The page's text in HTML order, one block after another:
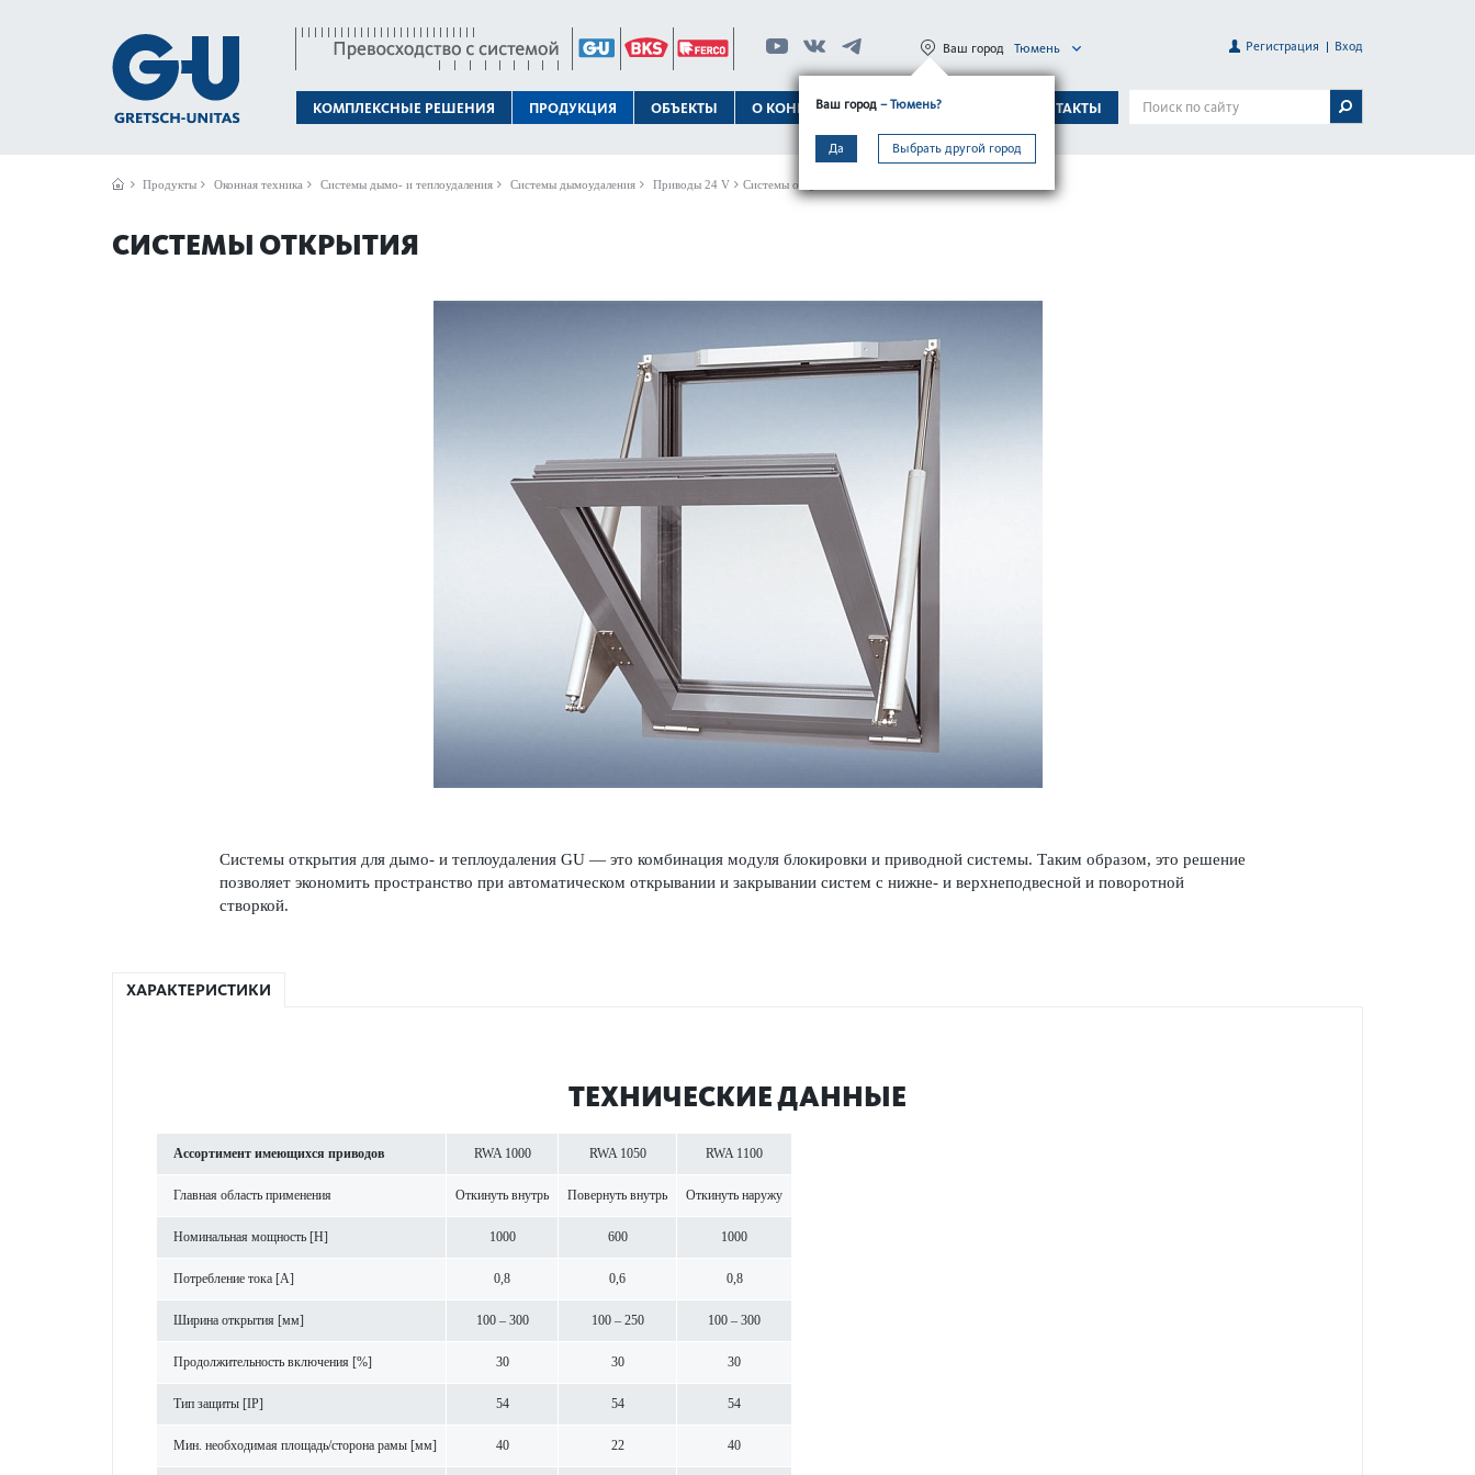
КОМПЛЕКСНЫЕ РЕШЕНИЯ ПРОДУКЦИЯ ОБЪЕКТЫ О КОНЦЕРНЕ ТЕХПОДДЕРЖКА КОНТАКТЫ
Ваш город – Тюмень?
Да Выбрать другой город
Ваш город Тюмень Регистрация Вход
Продукты Оконная техника Системы дымо- и теплоудаления Системы дымоудаления Приводы 24 V Системы открытия
СИСТЕМЫ ОТКРЫТИЯ
Сис­темы открытия для дымо- и теплоуда­л­ения GU — это комб­инация модуля блокировки и при­в­одной сис­темы. Таким образом, это решение
позв­оляет экономить прос­транство при автом­ат­ическом открывании и закрывании систем с нижне- и верхнепо­д­в­есной и пово­р­отной
створкой.
ХАРАКТЕРИСТИКИ
ТЕХНИЧЕСКИЕ ДАННЫЕ
Ассортимент имеющихся при­в­одов RWA 1000 RWA 1050 RWA 1100
Главная область применения Откинуть внутрь Пове­рнуть внутрь Откинуть наружу
Номинальная мощность [Н] 1000 600 1000
Потреб­л­ение тока [A] 0,8 0,6 0,8
Ширина открытия [мм] 100 – 300 100 – 250 100 – 300
Продолжительность включения [%] 30 30 30
Тип защиты [IP] 54 54 54
Мин. нео­б­ходимая площадь/сторона рамы [мм] 40 22 40